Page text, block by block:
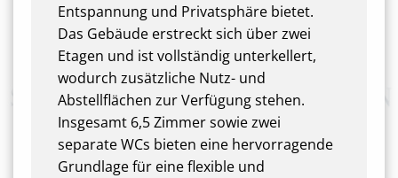
Entspannung und Privatsphäre bietet.
Das Gebäude erstreckt sich über zwei
Etagen und ist vollständig unterkellert,
wodurch zusätzliche Nutz- und
Abstellflächen zur Verfügung stehen.
Insgesamt 6,5 Zimmer sowie zwei
separate WCs bieten eine hervorragende
Grundlage für eine flexible und